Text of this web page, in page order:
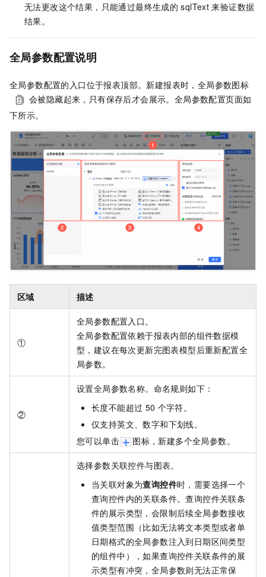
无法更改这个结果，只能通过最终生成的 sqlText 来验证数据
结果。
全局参数配置说明
全局参数配置的入口位于报表顶部。新建报表时，全局参数图标
会被隐藏起来，只有保存后才会展示。全局参数配置页面如
下所示。
区域 描述
①
全局参数配置入口。
全局参数配置依赖于报表内部的组件数据模
型，建议在每次更新完图表模型后重新配置全
局参数。
②
设置全局参数名称。命名规则如下：
长度不能超过 50 个字符。
仅支持英文、数字和下划线。
您可以单击
图标，新建多个全局参数。
选择参数关联控件与图表。
当关联对象为查询控件时，需要选择一个
查询控件内的关联条件。查询控件关联条
件的展示类型，会限制后续全局参数接收
值类型范围（比如无法将文本类型或者单
日期格式的全局参数注入到日期区间类型
的组件中），如果查询控件关联条件的展
示类型有冲突，全局参数则无法正常保